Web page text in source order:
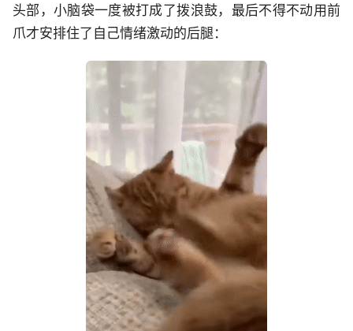
头部，小脑袋一度被打成了拨浪鼓，最后不得不动用前
爪才安排住了自己情绪激动的后腿：